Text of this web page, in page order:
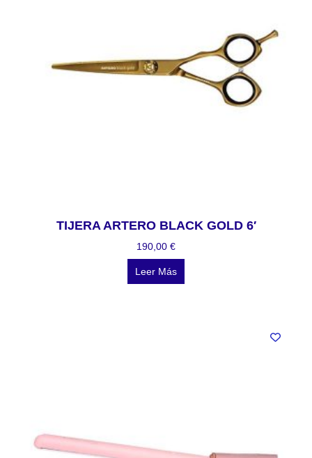
TIJERA ARTERO BLACK GOLD 6′
190,00 €
Leer Más